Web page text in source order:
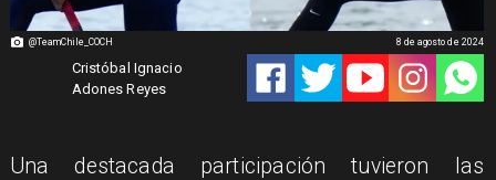
@TeamChile_COCH
Cristóbal Ignacio
Adones Reyes
8 de agosto de 2024
Una destacada participación tuvieron las